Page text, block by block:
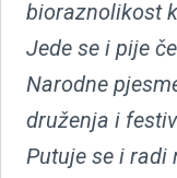
bioraznolikost
Jede se i pije
Narodne
druženja i
Putuje se i radi